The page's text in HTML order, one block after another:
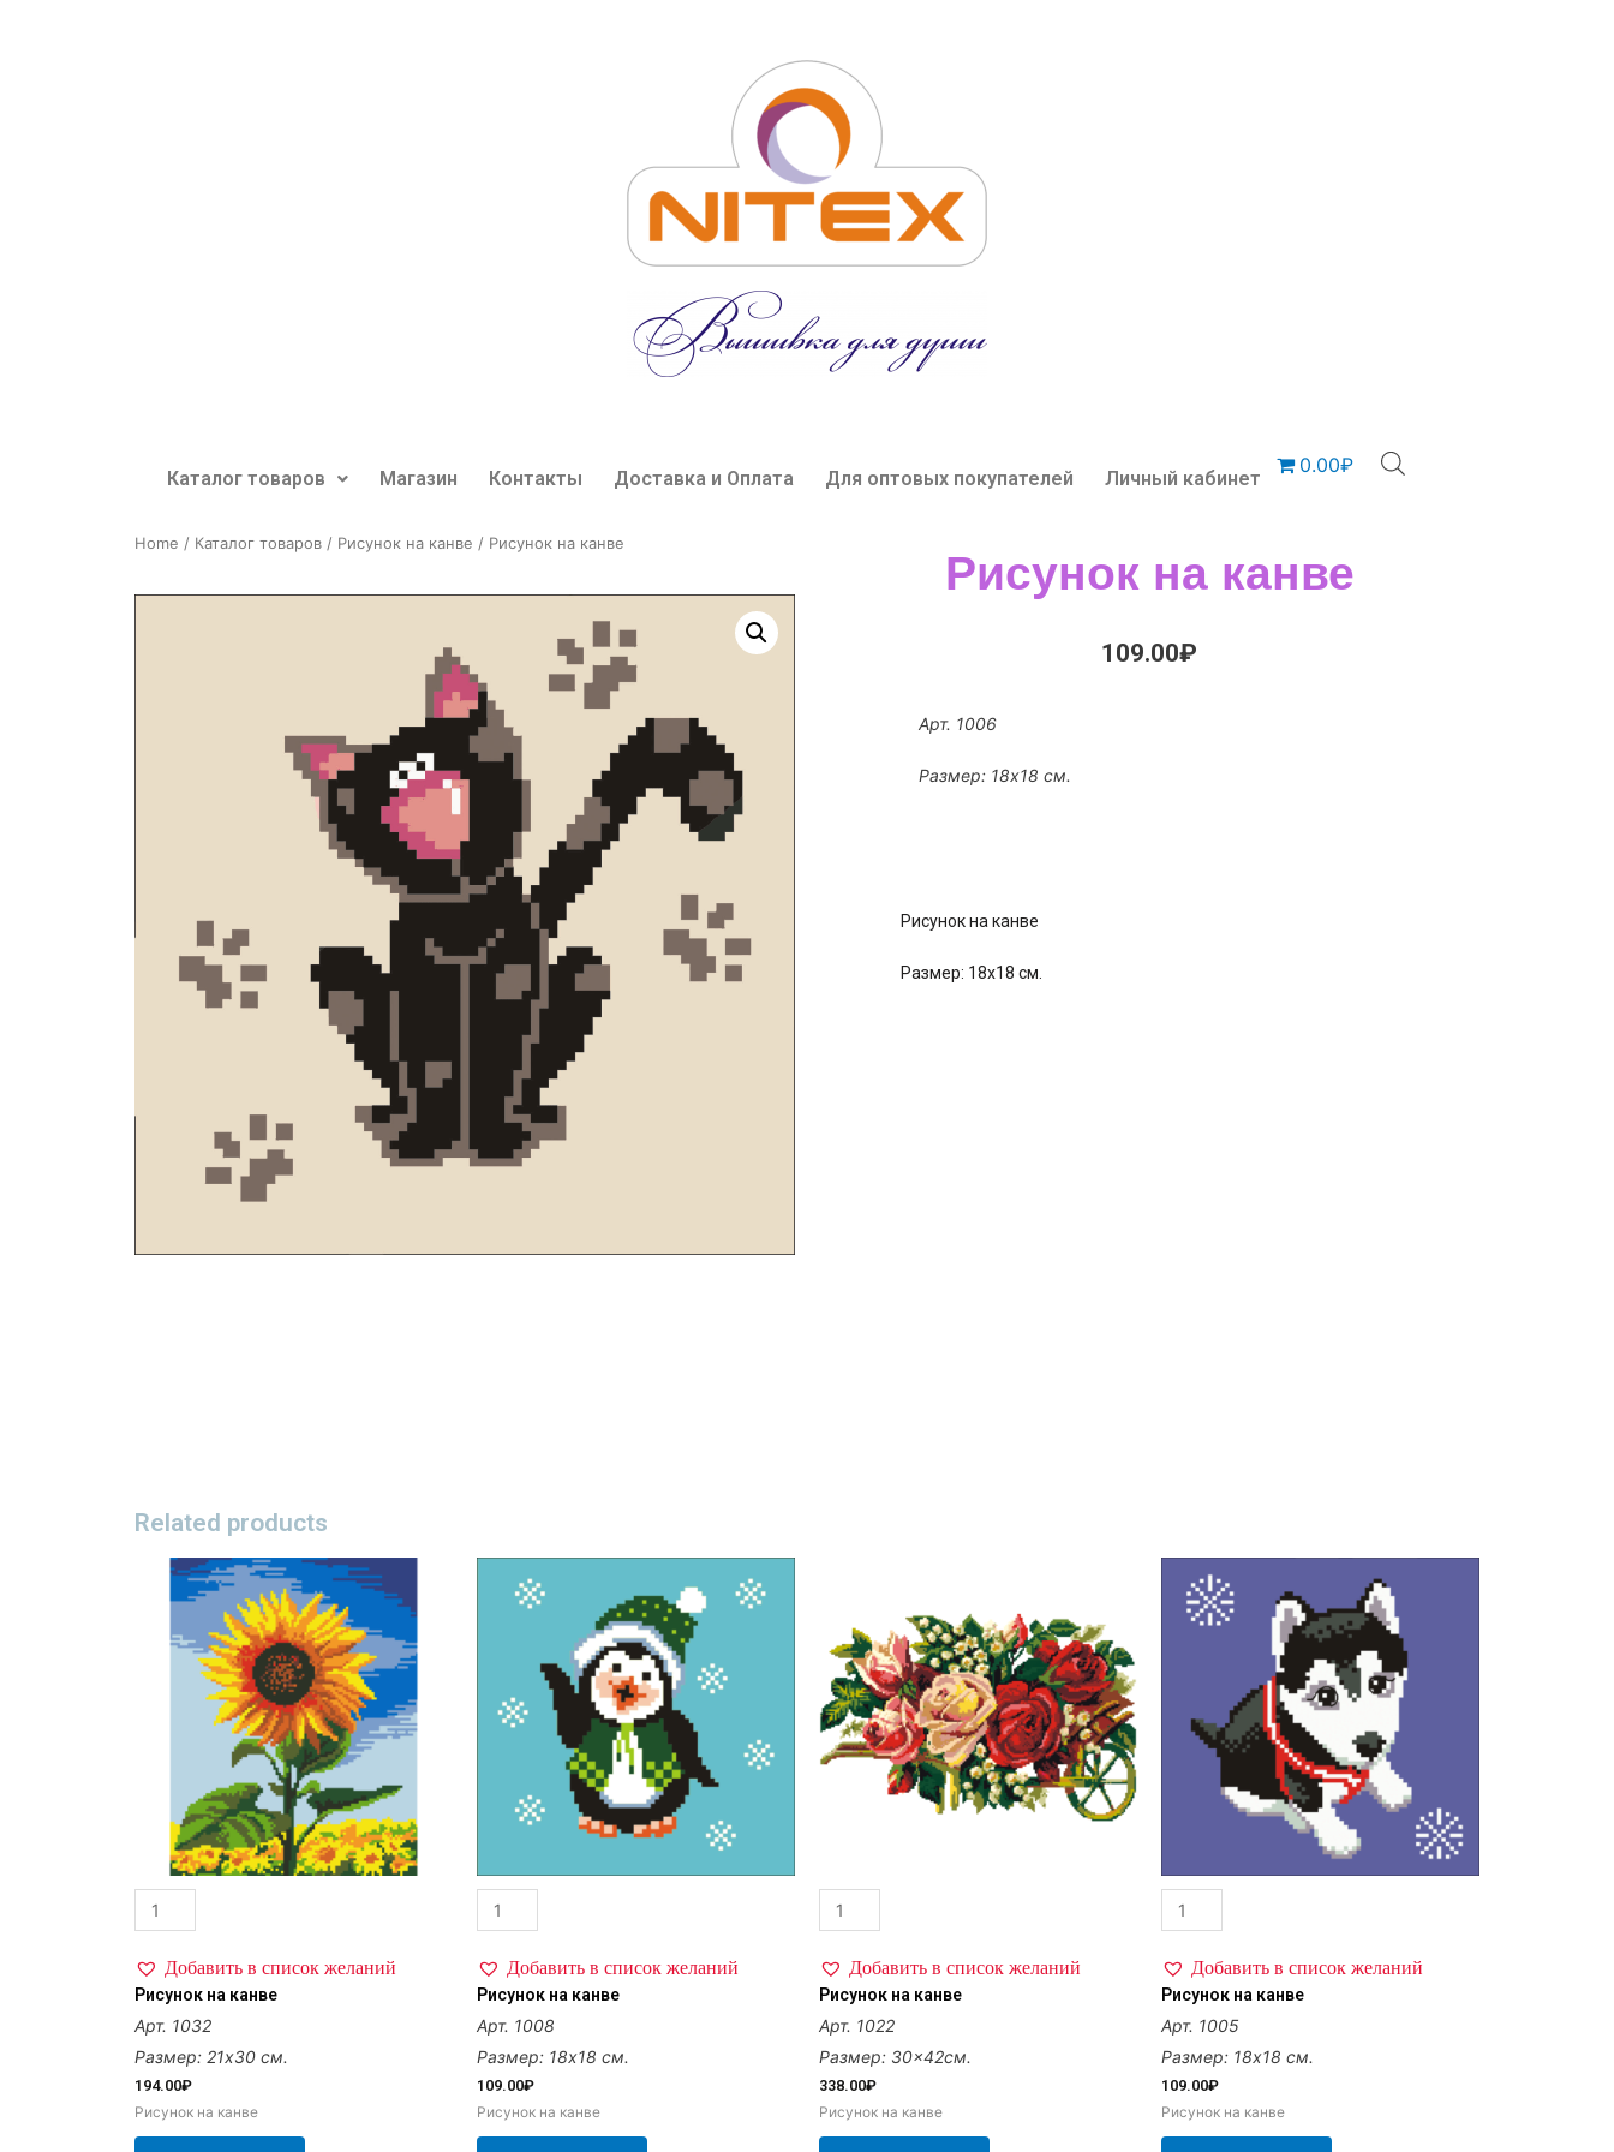
Каталог товаров Магазин Контакты Доставка и Оплата Для оптовых покупателей Личный кабинет
0.00₽
Home / Каталог товаров / Рисунок на канве / Рисунок на канве
Рисунок на канве
109.00₽
Арт. 1006
Размер: 18х18 см.
Рисунок на канве
Размер: 18х18 см.
Related products
Добавить в список желаний
Рисунок на канве
Арт. 1032
Размер: 21х30 см.
194.00₽
Рисунок на канве
Добавить в список желаний
Рисунок на канве
Арт. 1008
Размер: 18х18 см.
109.00₽
Рисунок на канве
Добавить в список желаний
Рисунок на канве
Арт. 1022
Размер: 30×42см.
338.00₽
Рисунок на канве
Добавить в список желаний
Рисунок на канве
Арт. 1005
Размер: 18х18 см.
109.00₽
Рисунок на канве